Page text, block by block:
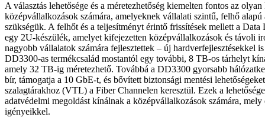
A választás lehetősége és a méretezhetőség kiemelten fontos az olyan
középvállalkozások számára, amelyeknek vállalati szintű, felhő alapú
szükségük. A felhőt és a teljesítményt érintő frissítések mellett a
egy 2U-készülék, amelyet kifejezetten középvállalkozások és távoli
nagyobb vállalatok számára fejlesztettek – új hardverfejlesztésekkel
DD3300-as termékcsalád mostantól egy további, 8 TB-os tárhelyt
amely 32 TB-ig méretezhető. Továbbá a DD3300 gyorsabb
bír, támogatja a 10 GbE-t, és bővített biztonsági mentési
szalagtárakhoz (VTL) a Fiber Channelen keresztül. Ezek a
adatvédelmi megoldást kínálnak a középvállalkozások számára,
igényeikkel.